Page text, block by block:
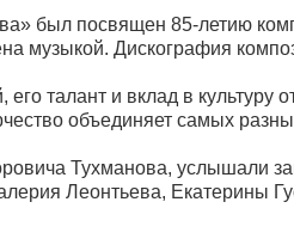
был посвящен 85-летию
музыкой. Дискография
талант и вклад в культуру
объединяет самых
Тухманова, услышали
Леонтьева, Екатерины